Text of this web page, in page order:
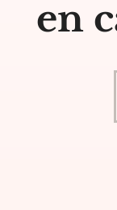
en